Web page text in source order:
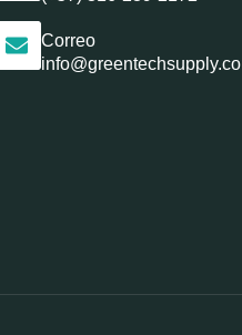
Correo
info@greentechsupply.co